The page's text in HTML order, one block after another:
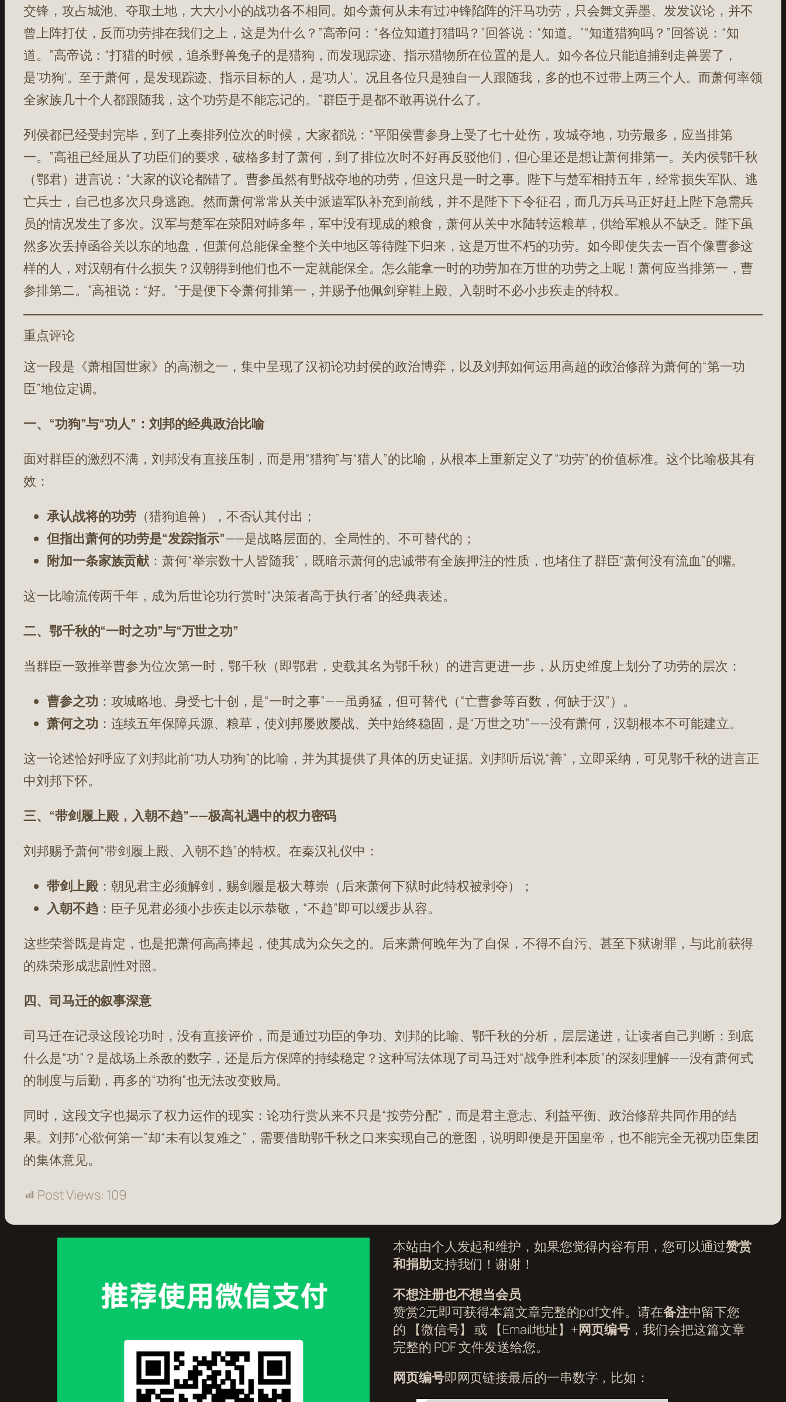
交锋，攻占城池、夺取土地，大大小小的战功各不相同。如今萧何从未有过冲锋陷阵的汗马功劳，只会舞文弄墨、发发议论，并不
曾上阵打仗，反而功劳排在我们之上，这是为什么？”高帝问：“各位知道打猎吗？”回答说：“知道。”“知道猎狗吗？”回答说：“知
道。”高帝说：“打猎的时候，追杀野兽兔子的是猎狗，而发现踪迹、指示猎物所在位置的是人。如今各位只能追捕到走兽罢了，
是‘功狗’。至于萧何，是发现踪迹、指示目标的人，是‘功人’。况且各位只是独自一人跟随我，多的也不过带上两三个人。而萧何率领
全家族几十个人都跟随我，这个功劳是不能忘记的。”群臣于是都不敢再说什么了。
列侯都已经受封完毕，到了上奏排列位次的时候，大家都说：“平阳侯曹参身上受了七十处伤，攻城夺地，功劳最多，应当排第
一。”高祖已经屈从了功臣们的要求，破格多封了萧何，到了排位次时不好再反驳他们，但心里还是想让萧何排第一。关内侯鄂千秋
（鄂君）进言说：“大家的议论都错了。曹参虽然有野战夺地的功劳，但这只是一时之事。陛下与楚军相持五年，经常损失军队、逃
亡兵士，自己也多次只身逃跑。然而萧何常常从关中派遣军队补充到前线，并不是陛下下令征召，而几万兵马正好赶上陛下急需兵
员的情况发生了多次。汉军与楚军在荥阳对峙多年，军中没有现成的粮食，萧何从关中水陆转运粮草，供给军粮从不缺乏。陛下虽
然多次丢掉函谷关以东的地盘，但萧何总能保全整个关中地区等待陛下归来，这是万世不朽的功劳。如今即使失去一百个像曹参这
样的人，对汉朝有什么损失？汉朝得到他们也不一定就能保全。怎么能拿一时的功劳加在万世的功劳之上呢！萧何应当排第一，曹
参排第二。”高祖说：“好。”于是便下令萧何排第一，并赐予他佩剑穿鞋上殿、入朝时不必小步疾走的特权。
重点评论
这一段是《萧相国世家》的高潮之一，集中呈现了汉初论功封侯的政治博弈，以及刘邦如何运用高超的政治修辞为萧何的“第一功
臣”地位定调。
一、“功狗”与“功人”：刘邦的经典政治比喻
面对群臣的激烈不满，刘邦没有直接压制，而是用“猎狗”与“猎人”的比喻，从根本上重新定义了“功劳”的价值标准。这个比喻极其有
效：
承认战将的功劳 （猎狗追兽），不否认其付出；
但指出萧何的功劳是“发踪指示”——是战略层面的、全局性的、不可替代的；
附加一条家族贡献 ：萧何“举宗数十人皆随我”，既暗示萧何的忠诚带有全族押注的性质，也堵住了群臣“萧何没有流血”的嘴。
这一比喻流传两千年，成为后世论功行赏时“决策者高于执行者”的经典表述。
二、鄂千秋的“一时之功”与“万世之功”
当群臣一致推举曹参为位次第一时，鄂千秋（即鄂君，史载其名为鄂千秋）的进言更进一步，从历史维度上划分了功劳的层次：
曹参之功 ：攻城略地、身受七十创，是“一时之事”——虽勇猛，但可替代（“亡曹参等百数，何缺于汉”）。
萧何之功 ：连续五年保障兵源、粮草，使刘邦屡败屡战、关中始终稳固，是“万世之功”——没有萧何，汉朝根本不可能建立。
这一论述恰好呼应了刘邦此前“功人功狗”的比喻，并为其提供了具体的历史证据。刘邦听后说“善”，立即采纳，可见鄂千秋的进言正
中刘邦下怀。
三、“带剑履上殿，入朝不趋”——极高礼遇中的权力密码
刘邦赐予萧何“带剑履上殿、入朝不趋”的特权。在秦汉礼仪中：
带剑上殿：朝见君主必须解剑，赐剑履是极大尊崇（后来萧何下狱时此特权被剥夺）；
入朝不趋：臣子见君必须小步疾走以示恭敬，“不趋”即可以缓步从容。
这些荣誉既是肯定，也是把萧何高高捧起，使其成为众矢之的。后来萧何晚年为了自保，不得不自污、甚至下狱谢罪，与此前获得
的殊荣形成悲剧性对照。
四、司马迁的叙事深意
司马迁在记录这段论功时，没有直接评价，而是通过功臣的争功、刘邦的比喻、鄂千秋的分析，层层递进，让读者自己判断：到底
什么是“功”？是战场上杀敌的数字，还是后方保障的持续稳定？这种写法体现了司马迁对“战争胜利本质”的深刻理解——没有萧何式
的制度与后勤，再多的“功狗”也无法改变败局。
同时，这段文字也揭示了权力运作的现实：论功行赏从来不只是“按劳分配”，而是君主意志、利益平衡、政治修辞共同作用的结
果。刘邦“心欲何第一”却“未有以复难之”，需要借助鄂千秋之口来实现自己的意图，说明即便是开国皇帝，也不能完全无视功臣集团
的集体意见。
Post Views: 109
本站由个人发起和维护，如果您觉得内容有用，您可以通过赞赏
和捐助支持我们！谢谢！
不想注册也不想当会员
赞赏2元即可获得本篇文章完整的pdf文件。请在备注中留下您
的 【微信号】 或 【Email地址】+网页编号，我们会把这篇文章
完整的 PDF 文件发送给您。
网页编号即网页链接最后的一串数字，比如：